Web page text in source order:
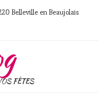
Belleville en Beaujolais
FÊTES